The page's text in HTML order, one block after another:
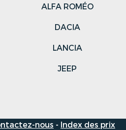
ALFA ROMÉO
DACIA
LANCIA
JEEP
nous - Index des prix